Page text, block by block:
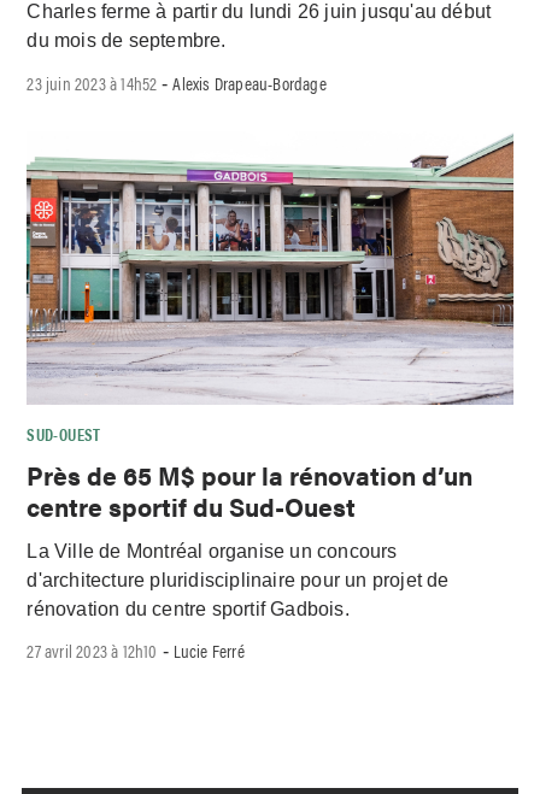
Charles ferme à partir du lundi 26 juin jusqu'au début
du mois de septembre.
23 juin 2023 à 14h52 -Alexis Drapeau-Bordage
SUD-OUEST
Près de 65 M$ pour la rénovation d’un
centre sportif du Sud-Ouest
La Ville de Montréal organise un concours
d'architecture pluridisciplinaire pour un projet de
rénovation du centre sportif Gadbois.
27 avril 2023 à 12h10 - Lucie Ferré